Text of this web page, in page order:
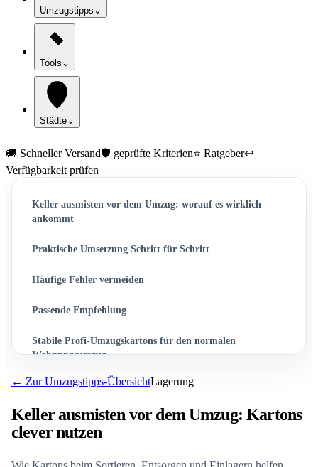
Umzugstipps ⌄
Tools ⌄
Städte⌄
🚚 Schneller Versand🛡️ geprüfte Kriterien⭐ Ratgeber↩️
Verfügbarkeit prüfen
Keller ausmisten vor dem Umzug: worauf es wirklich
ankommt
Praktische Umsetzung Schritt für Schritt
Häufige Fehler vermeiden
Passende Empfehlung
Stabile Profi-Umzugskartons für den normalen
Wohnungsumzug
FAQ: Keller Ausmisten vor dem Umzug: Kartons Clever
← Zur Umzugstipps-ÜbersichtLagerung
Keller ausmisten vor dem Umzug: Kartons
clever nutzen